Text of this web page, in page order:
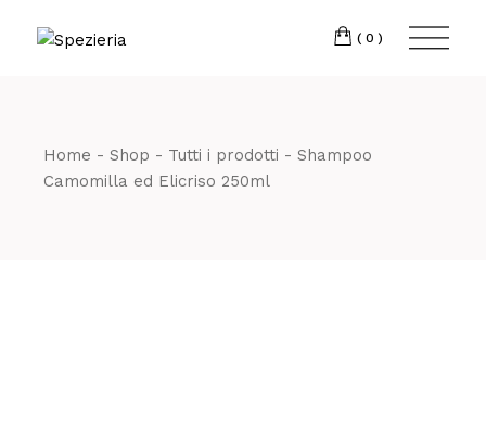
(0)
Home Shop Tutti i prodotti
Shampoo
Camomilla ed Elicriso 250ml
Telefono